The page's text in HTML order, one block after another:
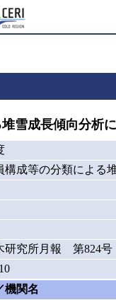
雪成長傾向分析
構成等の分類による
研究所月報 第824号
機関名